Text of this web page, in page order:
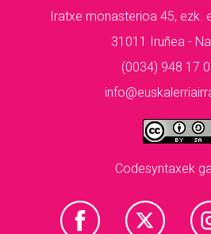
Iratxe monasterioa 45, ezk.
31011 Iruñea -
(0034) 948 17
Codesyntaxek